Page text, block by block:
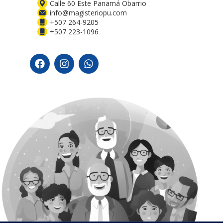
Calle 60 Este Panamá Obarrio
info@magisteriopu.com
+507 264-9205
+507 223-1096